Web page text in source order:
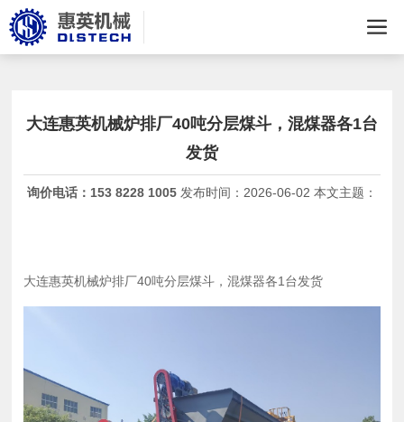
大连惠英机械炉排厂40吨分层煤斗，混煤器各1台
发货
询价电话： 153 8228 1005发布时间： 2026-06-02 本文主题：
大连惠英机械炉排厂40吨分层煤斗，混煤器各1台发货